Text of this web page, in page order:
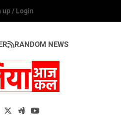
up / Login
RANDOM NEWS
Aaj Kal